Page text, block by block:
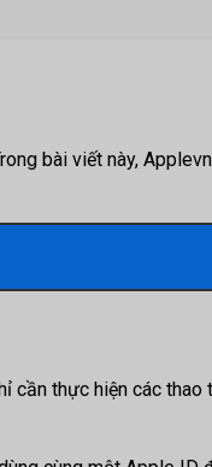
bài viết này,
thực hiện các thao